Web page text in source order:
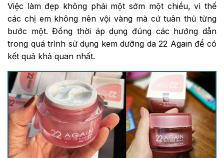
Việc làm đẹp không phải một sớm một chiều, vì thế
các chị em không nên vội vàng mà cứ tuân thủ từng
bước một. Đồng thời áp dụng đúng các hướng dẫn
trong quá trình sử dụng kem dưỡng da 22 Again để có
kết quả khả quan nhất.